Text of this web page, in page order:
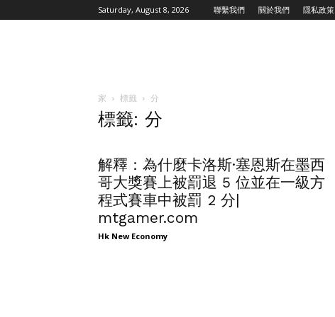
Saturday, August 8, 2026 聯繫我們 關於我們 隱私政策
家 標籤 分
標籤: 分
解釋：為什麼卡洛斯·塞恩斯在墨西
哥大獎賽上被罰退 5 位並在一級方
程式賽車中被罰 2 分|
mtgamer.com
Hk New Economy